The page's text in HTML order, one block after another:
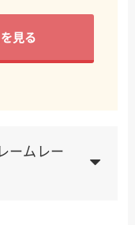
見る
ームレー